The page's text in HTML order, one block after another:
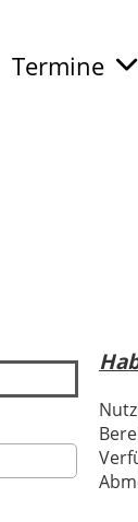
Termine